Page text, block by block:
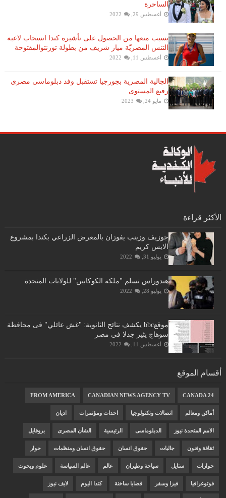
الساحرة
أغسطس 29, 2022
بسبب منعها من الحصول على تأشيرة كندا انسحاب لاعبة ​
التنس​ المصريّة ​ميار شريف​ من بطولة ​تورنتو​المفتوحة
أغسطس 11, 2022
الجالية المصرية بجورجيا تستقبل وفد دبلوماسى مصرى
رفيع المستوى
مايو 24, 2023
الأكثر قراءة
جوزيف وزينب يفوزان بالمعرض الزراعي بكندا بمشروع
الايس كريم
يوليو 31, 2022
هندوراس تسلم "ملكة الكوكايين" للولايات المتحدة
يوليو 28, 2022
موقعbbc يكشف نتائج الثانوية: "غش عائلي" فى محافظة
سوهاج يثير جدلا في مصر
أغسطس 11, 2022
أقسام الموقع
CANADA 24
CANADIAN NEWS AGENCY TV
FROM AMERICA
أماكن ومعالم اتصالات وتكنولوجيا احداث ومؤتمرات اديان
الامم المتحدة نيوز الدبلوماسى الرئيسية الشأن المصرى بروفايل
ثقافة وفنون جاليات حقوق انسان حقوق انسان ومنظمات حوار
حوارات ستايل سياحة وطيران عالم عالم السياسة علوم وبحوث
فوتوغرافيا فيزا وسفر قضايا ساخنة كندا اليوم لايف نيوز